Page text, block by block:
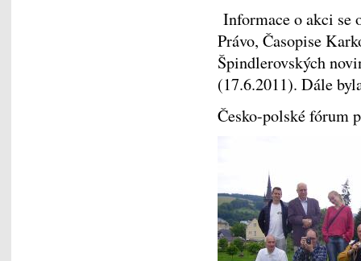
Informace o akci se
Právo, Časopise
Špindlerovských
(17.6.2011). Dále
Česko-polské fórum